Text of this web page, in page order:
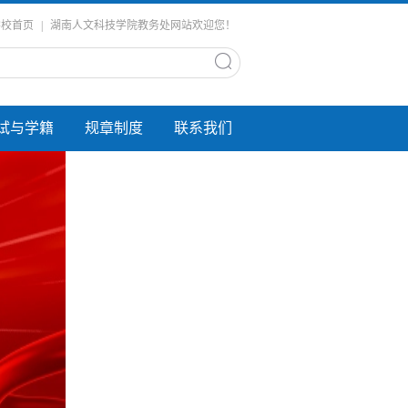
首页 湖南人文科技学院教务处网站欢迎您！
与学籍 规章制度 联系我们